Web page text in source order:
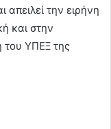
απειλεί την ειρήνη
και στην
του ΥΠΕΞ της